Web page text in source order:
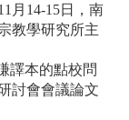
月14-15日，南
教學研究所主
譯本的點校問
討會會議論文